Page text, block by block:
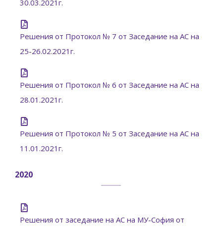
30.03.2021г.
Решения от Протокол № 7 от Заседание на АС на
25-26.02.2021г.
Решения от Протокол № 6 от Заседание на АС на
28.01.2021г.
Решения от Протокол № 5 от Заседание на АС на
11.01.2021г.
2020
Решения от заседание на АС на МУ-София от